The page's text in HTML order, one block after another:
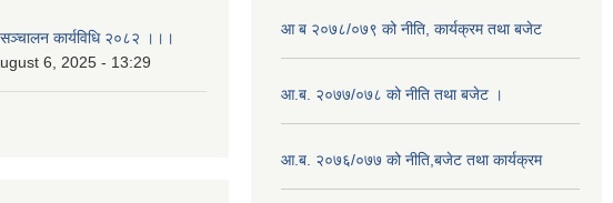
सञ्चालन कार्यविधि २०८२ ।।।
6, 2025 - 13:29
आ ब २०७८/०७९ को नीति, कार्यक्रम तथा बजेट
आ.ब. २०७७/०७८ को नीति तथा बजेट ।
आ.ब. २०७६/०७७ को नीति,बजेट तथा कार्यक्रम